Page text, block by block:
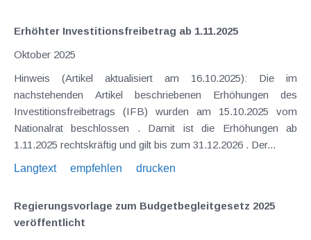
Erhöhter Investitionsfreibetrag ab 1.11.2025
Oktober 2025
Hinweis (Artikel aktualisiert am 16.10.2025): Die im
nachstehenden Artikel beschriebenen Erhöhungen des
Investitionsfreibetrags (IFB) wurden am 15.10.2025 vom
Nationalrat beschlossen . Damit ist die Erhöhungen ab
1.11.2025 rechtskräftig und gilt bis zum 31.12.2026 . Der...
Langtext
empfehlen drucken
Regierungsvorlage zum Budgetbegleitgesetz 2025
veröffentlicht